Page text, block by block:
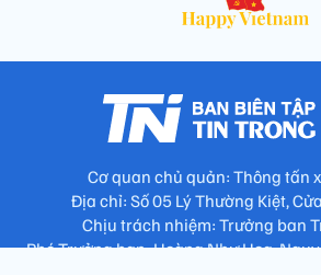
Cơ quan chủ quản: Thông tấn
Địa chỉ: Số 05 Lý Thường Kiệt,
Chịu trách nhiệm: Trưởng ban
Phó Trưởng ban: Hoàng Như Hoa,